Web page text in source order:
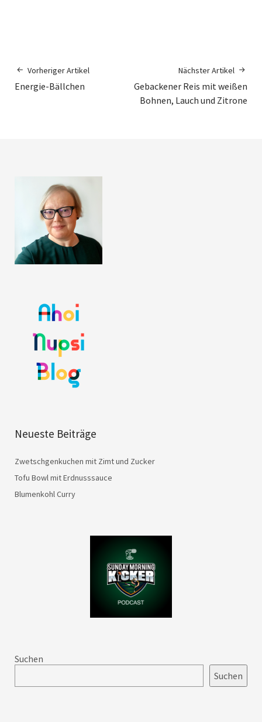
Vorheriger Artikel
Energie-Bällchen
Nächster Artikel
Gebackener Reis mit weißen
Bohnen, Lauch und Zitrone
Neueste Beiträge
Zwetschgenkuchen mit Zimt und Zucker
Tofu Bowl mit Erdnusssauce
Blumenkohl Curry
Suchen
Suchen